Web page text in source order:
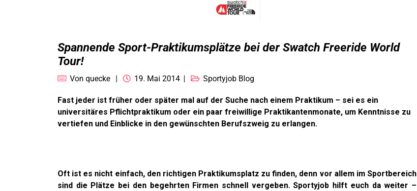
Spannende Sport-Praktikumsplätze bei der Swatch Freeride World
Tour!
Von quecke 19. Mai 2014 Sportyjob Blog
Fast jeder ist früher oder später mal auf der Suche nach einem Praktikum – sei es ein
universitäres Pflichtpraktikum oder ein paar freiwillige Praktikantenmonate, um Kenntnisse zu
vertiefen und Einblicke in den gewünschten Berufszweig zu erlangen.
Oft ist es nicht einfach, den richtigen Praktikumsplatz zu finden, denn vor allem im Sportbereich
sind die Plätze bei den begehrten Firmen schnell vergeben. Sportyjob hilft euch da weiter –